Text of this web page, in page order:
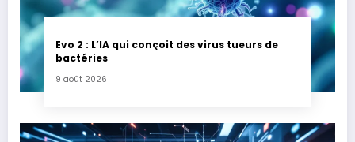
Evo 2 : L’IA qui conçoit des virus tueurs de
bactéries
9 août 2026